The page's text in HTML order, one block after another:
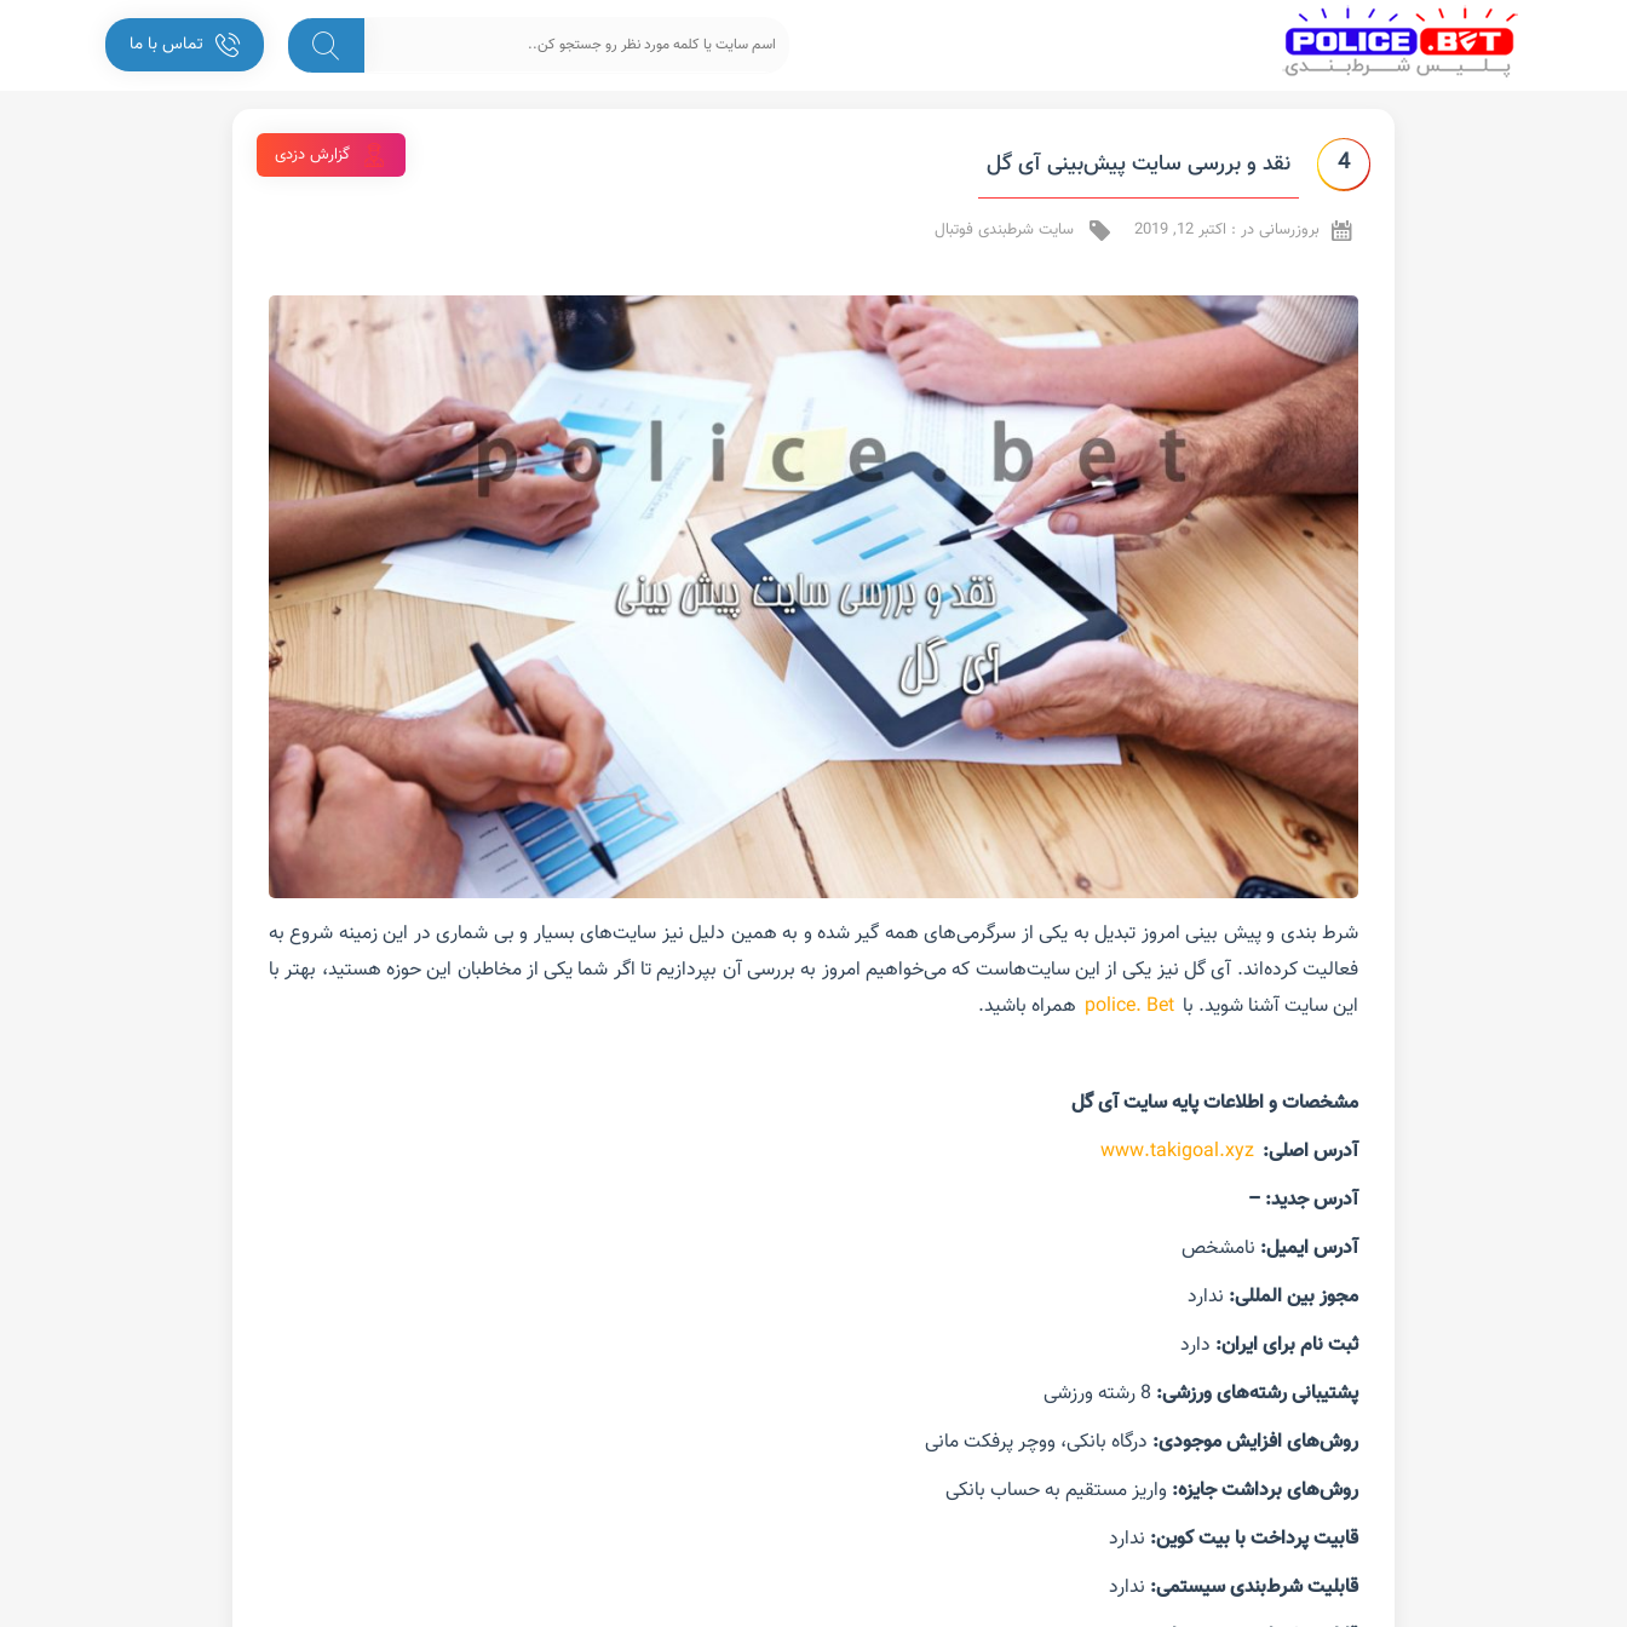
تماس با ما
4 نقد و بررسی سایت پیش‌بینی آی گل گزارش دزدی
بروزرسانی در : اکتبر 12, 2019 سایت شرطبندی فوتبال
شرط بندی و پیش بینی امروز تبدیل به یکی از سرگرمی‌های همه گیر شده و به همین دلیل نیز سایت‌های بسیار و بی شماری در این زمینه شروع به
فعالیت کرده‌اند. آی گل نیز یکی از این سایت‌هاست که می‌خواهیم امروز به بررسی آن بپردازیم تا اگر شما یکی از مخاطبان این حوزه هستید، بهتر با
این سایت آشنا شوید. با police. Bet همراه باشید.
مشخصات و اطلاعات پایه سایت آی گل
آدرس اصلی: www.takigoal.xyz
آدرس جدید:
–
آدرس ایمیل: نامشخص
مجوز بین المللی: ندارد
ثبت نام برای ایران: دارد
پشتیبانی رشته‌های ورزشی: 8 رشته ورزشی
روش‌های افزایش موجودی: درگاه بانکی، ووچر پرفکت مانی
روش‌های برداشت جایزه: واریز مستقیم به حساب بانکی
قابیت پرداخت با بیت کوین: ندارد
قابلیت شرط‌بندی سیستمی: ندارد